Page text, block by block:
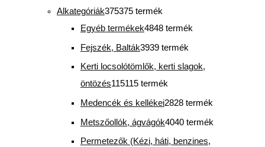
Alkategóriák375375 termék
Egyéb termékek4848 termék
Fejszék, Balták3939 termék
Kerti locsolótömlők, kerti slagok,
öntözés115115 termék
Medencék és kellékei2828 termék
Metszőollók, ágvágók4040 termék
Permetezők (Kézi, háti, benzines,